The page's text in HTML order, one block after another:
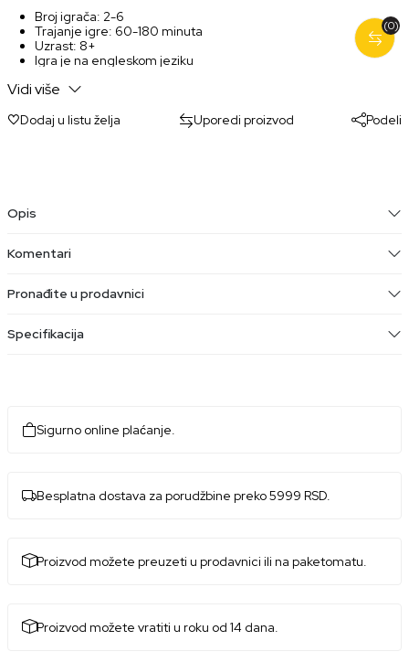
Broj igrača: 2-6
Trajanje igre: 60-180 minuta
Uzrast: 8+
Igra je na engleskom jeziku
Vidi više
Dodaj u listu želja Uporedi proizvod Podeli
(0)
Opis
Komentari
Pronađite u prodavnici
Specifikacija
Sigurno online plaćanje.
Besplatna dostava za porudžbine preko 5999 RSD.
Proizvod možete preuzeti u prodavnici ili na paketomatu.
Proizvod možete vratiti u roku od 14 dana.